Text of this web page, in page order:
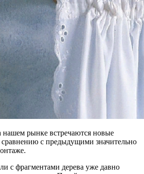
нашем рынке встречаются новые
с предыдущими значительно
с фрагментами дерева уже давно